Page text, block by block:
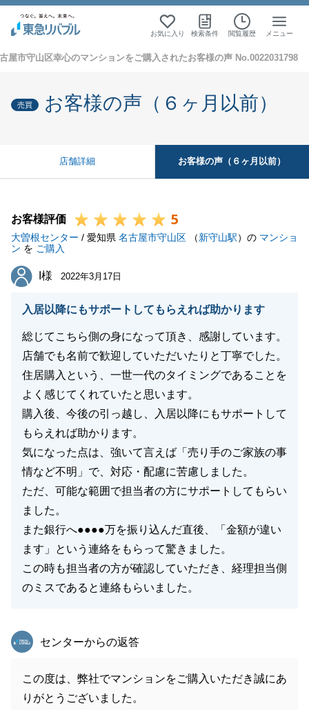
お気に入り 検索条件 閲覧履歴 メニュー
屋市守山区幸心のマンションをご購入されたお客様の声 No.0022031798
売買 お客様の声（６ヶ月以前）
店舗詳細 お客様の声（６ヶ月以前）
お客様評価 5
大曽根センター / 愛知県 名古屋市守山区 （新守山駅）の マンショ
ン を ご購入
I様
I様 2022年3月17日
入居以降にもサポートしてもらえれば助かります
総じてこちら側の身になって頂き、感謝しています。
店舗でも名前で歓迎していただいたりと丁寧でした。
住居購入という、一世一代のタイミングであることを
よく感じてくれていたと思います。
購入後、今後の引っ越し、入居以降にもサポートして
もらえれば助かります。
気になった点は、強いて言えば「売り手のご家族の事
情など不明」で、対応・配慮に苦慮しました。
ただ、可能な範囲で担当者の方にサポートしてもらい
ました。
また銀行へ●●●●万を振り込んだ直後、「金額が違い
ます」という連絡をもらって驚きました。
この時も担当者の方が確認していただき、経理担当側
のミスであると連絡もらいました。
東急リバブル
センターからの返答
この度は、弊社でマンションをご購入いただき誠にあ
りがとうございました。